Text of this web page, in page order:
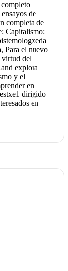
completo
de
completa de
Capitalismo:
Para el nuevo
virtud del
explora
y el
en
dirigido
en